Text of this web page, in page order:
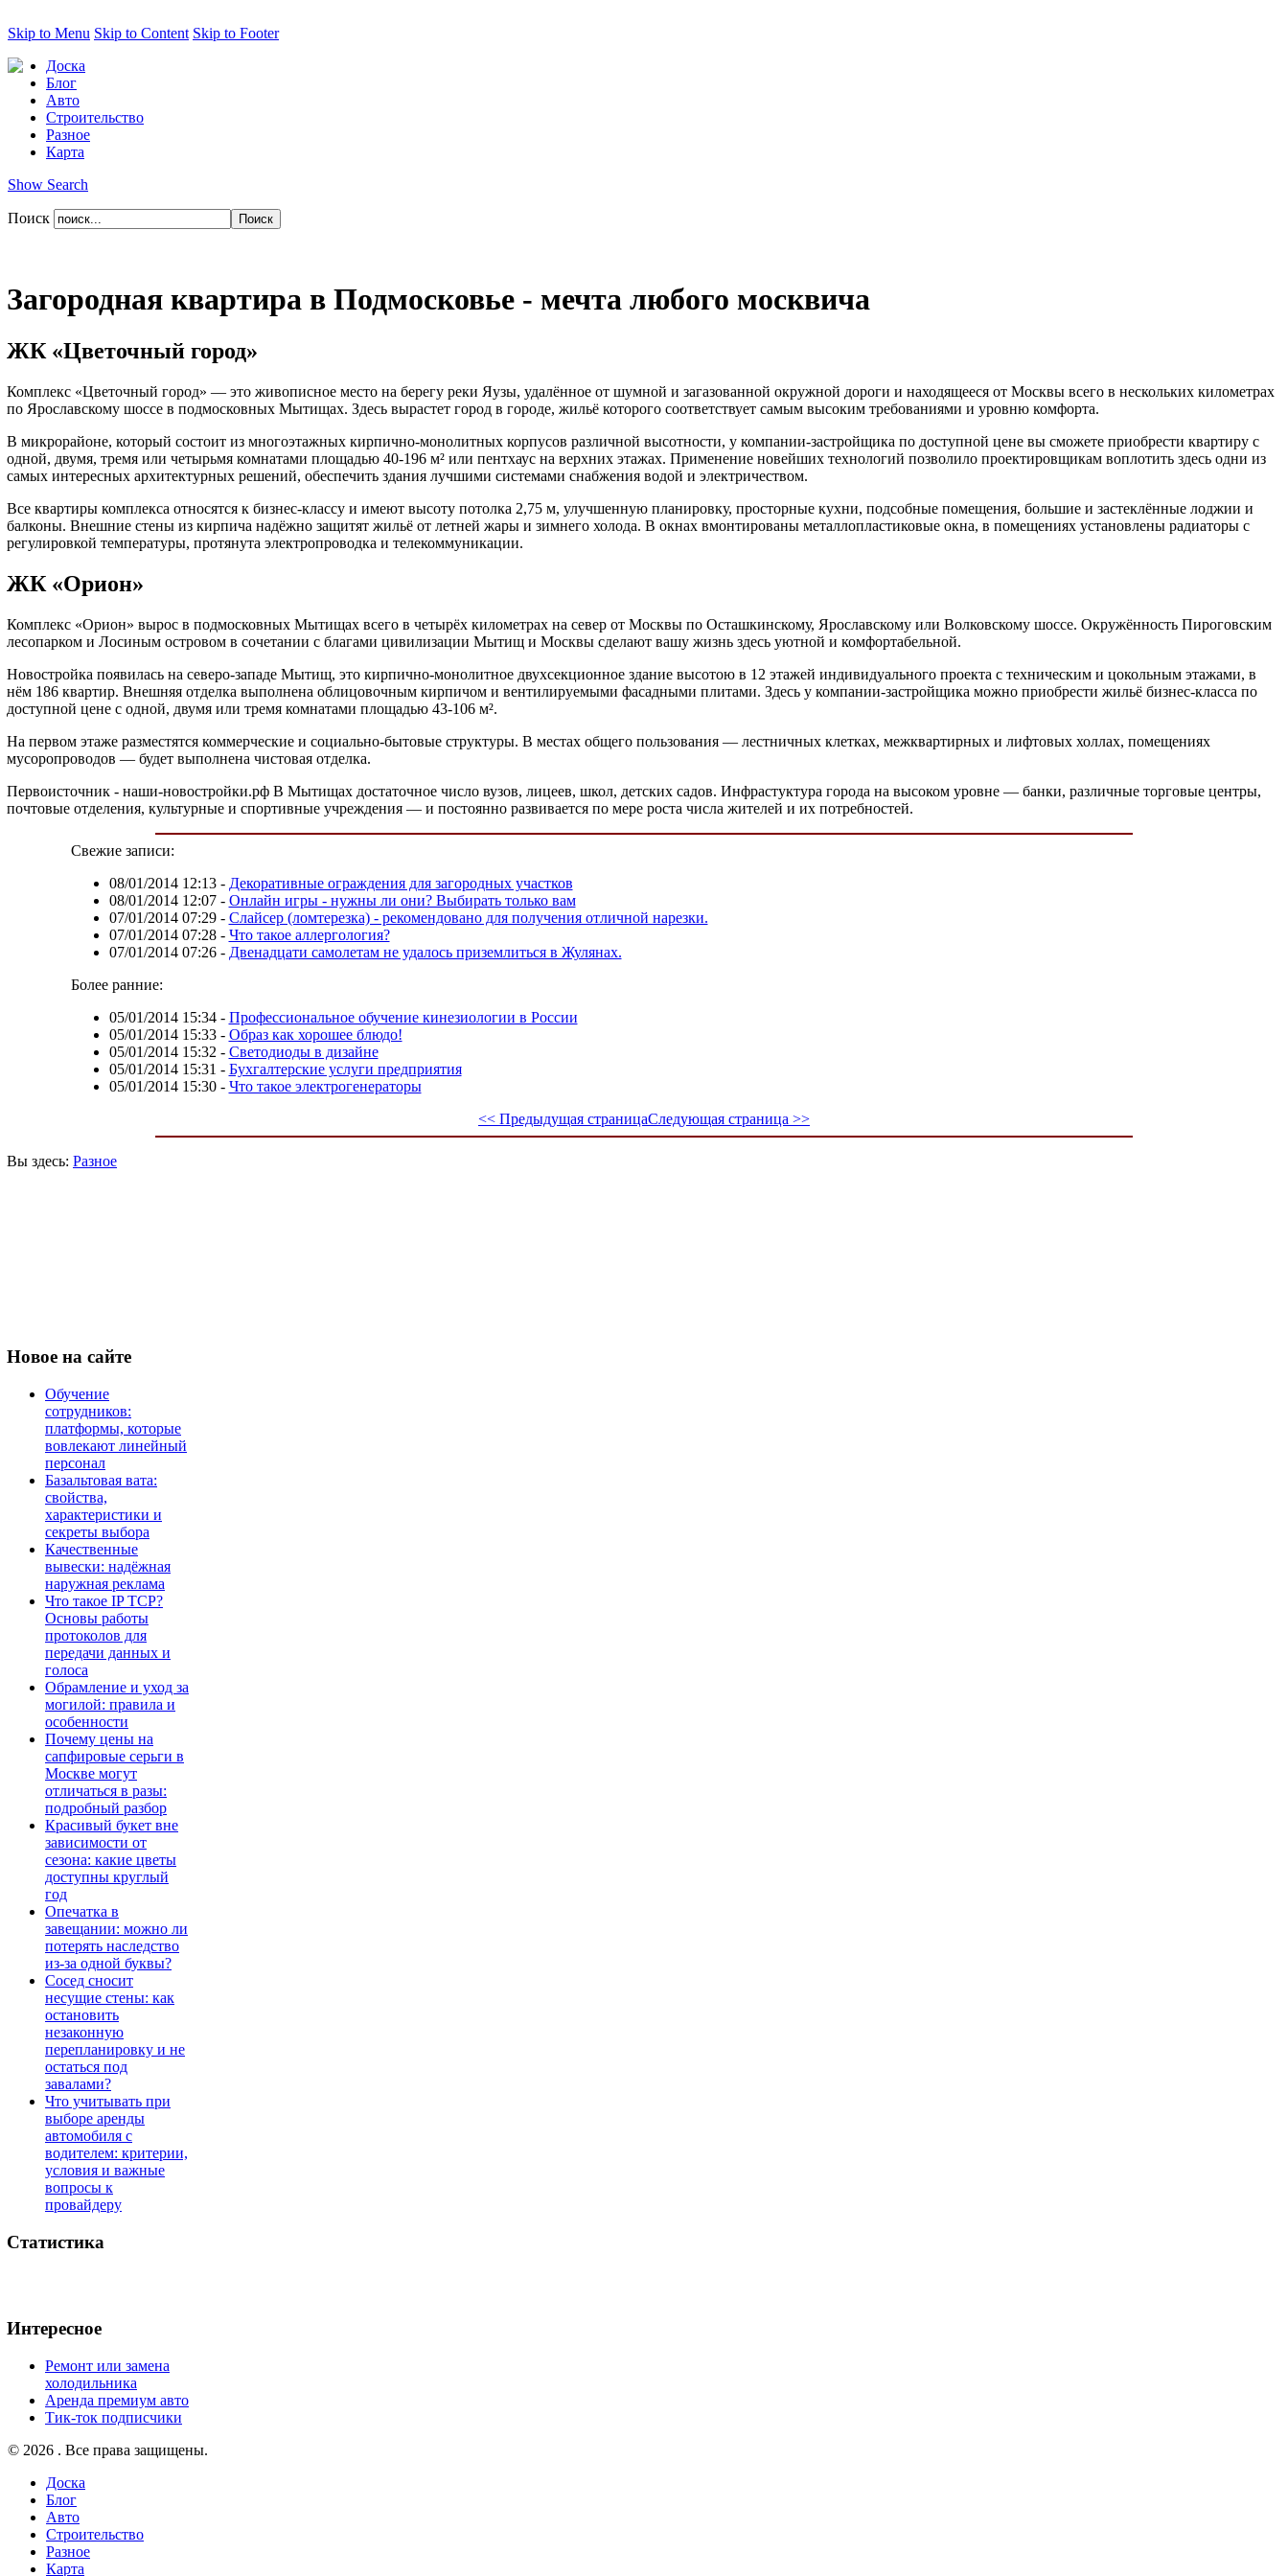
Skip to Menu Skip to Content Skip to Footer
Доска
Блог
Авто
Строительство
Разное
Карта
Show Search
Поиск
Загородная квартира в Подмосковье - мечта любого москвича
ЖК «Цветочный город»
Комплекс «Цветочный город» — это живописное место на берегу реки Яузы, удалённое от шумной и загазованной окружной дороги и находящееся от Москвы всего в нескольких километрах
по Ярославскому шоссе в подмосковных Мытищах. Здесь вырастет город в городе, жильё которого соответствует самым высоким требованиями и уровню комфорта.
В микрорайоне, который состоит из многоэтажных кирпично-монолитных корпусов различной высотности, у компании-застройщика по доступной цене вы сможете приобрести квартиру с
одной, двумя, тремя или четырьмя комнатами площадью 40-196 м² или пентхаус на верхних этажах. Применение новейших технологий позволило проектировщикам воплотить здесь одни из
самых интересных архитектурных решений, обеспечить здания лучшими системами снабжения водой и электричеством.
Все квартиры комплекса относятся к бизнес-классу и имеют высоту потолка 2,75 м, улучшенную планировку, просторные кухни, подсобные помещения, большие и застеклённые лоджии и
балконы. Внешние стены из кирпича надёжно защитят жильё от летней жары и зимнего холода. В окнах вмонтированы металлопластиковые окна, в помещениях установлены радиаторы с
регулировкой температуры, протянута электропроводка и телекоммуникации.
ЖК «Орион»
Комплекс «Орион» вырос в подмосковных Мытищах всего в четырёх километрах на север от Москвы по Осташкинскому, Ярославскому или Волковскому шоссе. Окружённость Пироговским
лесопарком и Лосиным островом в сочетании с благами цивилизации Мытищ и Москвы сделают вашу жизнь здесь уютной и комфортабельной.
Новостройка появилась на северо-западе Мытищ, это кирпично-монолитное двухсекционное здание высотою в 12 этажей индивидуального проекта с техническим и цокольным этажами, в
нём 186 квартир. Внешняя отделка выполнена облицовочным кирпичом и вентилируемыми фасадными плитами. Здесь у компании-застройщика можно приобрести жильё бизнес-класса по
доступной цене с одной, двумя или тремя комнатами площадью 43-106 м².
На первом этаже разместятся коммерческие и социально-бытовые структуры. В местах общего пользования — лестничных клетках, межквартирных и лифтовых холлах, помещениях
мусоропроводов — будет выполнена чистовая отделка.
Первоисточник - наши-новостройки.рф В Мытищах достаточное число вузов, лицеев, школ, детских садов. Инфрастуктура города на высоком уровне — банки, различные торговые центры,
почтовые отделения, культурные и спортивные учреждения — и постоянно развивается по мере роста числа жителей и их потребностей.
Свежие записи:
08/01/2014 12:13- Декоративные ограждения для загородных участков
08/01/2014 12:07- Онлайн игры - нужны ли они? Выбирать только вам
07/01/2014 07:29- Слайсер (ломтерезка) - рекомендовано для получения отличной нарезки.
07/01/2014 07:28- Что такое аллергология?
07/01/2014 07:26- Двенадцати самолетам не удалось приземлиться в Жулянах.
Более ранние:
05/01/2014 15:34- Профессиональное обучение кинезиологии в России
05/01/2014 15:33- Образ как хорошее блюдо!
05/01/2014 15:32 - Светодиоды в дизайне
05/01/2014 15:31 - Бухгалтерские услуги предприятия
05/01/2014 15:30- Что такое электрогенераторы
<< Предыдущая страницаСледующая страница >>
Вы здесь: Разное
Новое на сайте
Обучение
сотрудников:
платформы, которые
вовлекают линейный
персонал
Базальтовая вата:
свойства,
характеристики и
секреты выбора
Качественные
вывески: надёжная
наружная реклама
Что такое IP TCP?
Основы работы
протоколов для
передачи данных и
голоса
Обрамление и уход за
могилой: правила и
особенности
Почему цены на
сапфировые серьги в
Москве могут
отличаться в разы:
подробный разбор
Красивый букет вне
зависимости от
сезона: какие цветы
доступны круглый
год
Опечатка в
завещании: можно ли
потерять наследство
из-за одной буквы?
Сосед сносит
несущие стены: как
остановить
незаконную
перепланировку и не
остаться под
завалами?
Что учитывать при
выборе аренды
автомобиля с
водителем: критерии,
условия и важные
вопросы к
провайдеру
Статистика
Интересное
Ремонт или замена
холодильника
Аренда премиум авто
Тик-ток подписчики
© 2026 . Все права защищены.
Доска
Блог
Авто
Строительство
Разное
Карта